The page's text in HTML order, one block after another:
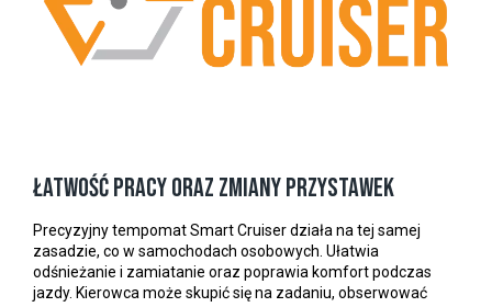
Łatwość pracy oraz zmiany przystawek
Precyzyjny tempomat Smart Cruiser działa na tej samej
zasadzie, co w samochodach osobowych. Ułatwia
odśnieżanie i zamiatanie oraz poprawia komfort podczas
jazdy. Kierowca może skupić się na zadaniu, obserwować